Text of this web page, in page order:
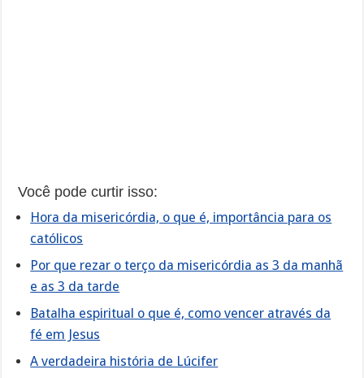
Você pode curtir isso:
Hora da misericórdia, o que é, importância para os
católicos
Por que rezar o terço da misericórdia as 3 da manhã
e as 3 da tarde
Batalha espiritual o que é, como vencer através da
fé em Jesus
A verdadeira história de Lúcifer